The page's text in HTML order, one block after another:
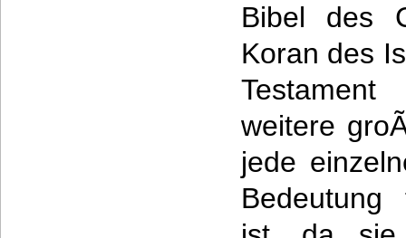
Bibel des
Koran des
weitere
jede